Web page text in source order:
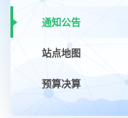
通知公告
站点地图
预算决算